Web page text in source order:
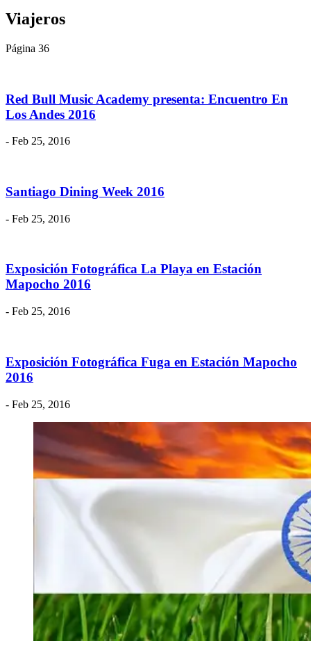
Viajeros
Página 36
Red Bull Music Academy presenta: Encuentro En
Los Andes 2016
- Feb 25, 2016
Santiago Dining Week 2016
- Feb 25, 2016
Exposición Fotográfica La Playa en Estación
Mapocho 2016
- Feb 25, 2016
Exposición Fotográfica Fuga en Estación Mapocho
2016
- Feb 25, 2016